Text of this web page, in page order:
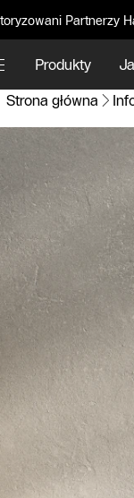
Partnerzy
Produkty
Strona główna